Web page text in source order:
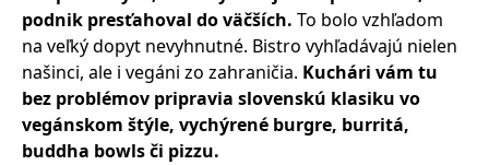
podnik presťahoval do väčších. To bolo vzhľadom
na veľký dopyt nevyhnutné. Bistro vyhľadávajú nielen
našinci, ale i vegáni zo zahraničia. Kuchári vám tu
bez problémov pripravia slovenskú klasiku vo
vegánskom štýle, vychýrené burgre, burritá,
buddha bowls či pizzu.